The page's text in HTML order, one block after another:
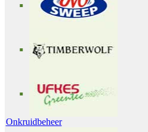
Onkruidbeheer